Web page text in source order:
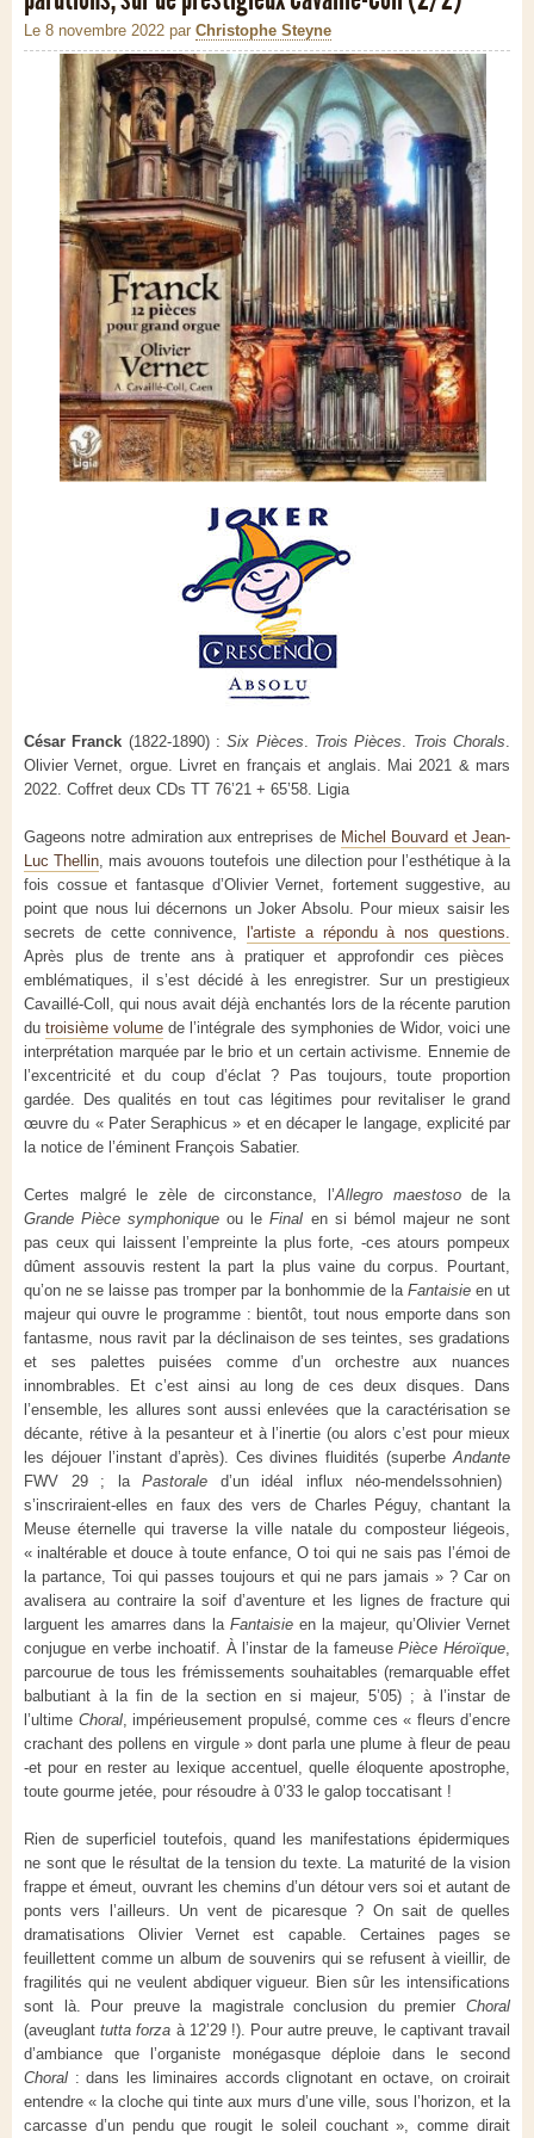
Le 8 novembre 2022 par Christophe Steyne
César Franck (1822-1890) :Six Pièces Trois Pièces Trois Chorals
Olivier Vernet, orgue. Livret en français et anglais. Mai 2021 & mars
2022. Coffret deux CDs TT 76’21 + 65’58. Ligia
Gageons notre admiration aux entreprises de Michel Bouvard et Jean-
Luc Thellin , mais avouons toutefois une dilection pour l’esthétique à la
fois cossue et fantasque d’Olivier Vernet, fortement suggestive, au
point que nous lui décernons un Joker Absolu. Pour mieux saisir les
secrets de cette connivence,l'artiste a répondu à nos questions.
Après plus de trente ans à pratiquer et approfondir ces pièces
emblématiques, il s’est décidé à les enregistrer. Sur un prestigieux
Cavaillé-Coll, qui nous avait déjà enchantés lors de la récente parution
dutroisième volume de l’intégrale des symphonies de Widor, voici une
interprétation marquée par le brio et un certain activisme. Ennemie de
l’excentricité et du coup d’éclat ? Pas toujours, toute proportion
gardée. Des qualités en tout cas légitimes pour revitaliser le grand
œuvre du « Pater Seraphicus » et en décaper le langage, explicité par
la notice de l’éminent François Sabatier.
Certes malgré le zèle de circonstance, l’Allegro maestosode la
Grande Pièce symphonique ou leFinal en si bémol majeur ne sont
pas ceux qui laissent l’empreinte la plus forte, -ces atours pompeux
dûment assouvis restent la part la plus vaine du corpus. Pourtant,
qu’on ne se laisse pas tromper par la bonhommie de la Fantaisieen ut
majeur qui ouvre le programme : bientôt, tout nous emporte dans son
fantasme, nous ravit par la déclinaison de ses teintes, ses gradations
et ses palettes puisées comme d’un orchestre aux nuances
innombrables. Et c’est ainsi au long de ces deux disques. Dans
l’ensemble, les allures sont aussi enlevées que la caractérisation se
décante, rétive à la pesanteur et à l’inertie (ou alors c’est pour mieux
les déjouer l’instant d’après). Ces divines fluidités (superbe Andante
FWV 29 ; laPastorale d’un idéal influx néo-mendelssohnien)
s’inscriraient-elles en faux des vers de Charles Péguy, chantant la
Meuse éternelle qui traverse la ville natale du composteur liégeois,
« inaltérable et douce à toute enfance, O toi qui ne sais pas l’émoi de
la partance, Toi qui passes toujours et qui ne pars jamais » ? Car on
avalisera au contraire la soif d’aventure et les lignes de fracture qui
larguent les amarres dans la Fantaisie en la majeur, qu’Olivier Vernet
conjugue en verbe inchoatif. À l’instar de la fameusePièce Héroïque
parcourue de tous les frémissements souhaitables (remarquable effet
balbutiant à la fin de la section en si majeur, 5’05) ; à l’instar de
l’ultime Choral, impérieusement propulsé, comme ces « fleurs d’encre
crachant des pollens en virgule » dont parla une plume à fleur de peau
-et pour en rester au lexique accentuel, quelle éloquente apostrophe,
toute gourme jetée, pour résoudre à 0’33 le galop toccatisant !
Rien de superficiel toutefois, quand les manifestations épidermiques
ne sont que le résultat de la tension du texte. La maturité de la vision
frappe et émeut, ouvrant les chemins d’un détour vers soi et autant de
ponts vers l’ailleurs. Un vent de picaresque ? On sait de quelles
dramatisations Olivier Vernet est capable. Certaines pages se
feuillettent comme un album de souvenirs qui se refusent à vieillir, de
fragilités qui ne veulent abdiquer vigueur. Bien sûr les intensifications
sont là. Pour preuve la magistrale conclusion du premier Choral
(aveuglanttutta forza à 12’29 !). Pour autre preuve, le captivant travail
d’ambiance que l’organiste monégasque déploie dans le second
Choral : dans les liminaires accords clignotant en octave, on croirait
entendre « la cloche qui tinte aux murs d’une ville, sous l’horizon, et la
carcasse d’un pendu que rougit le soleil couchant », comme dirait